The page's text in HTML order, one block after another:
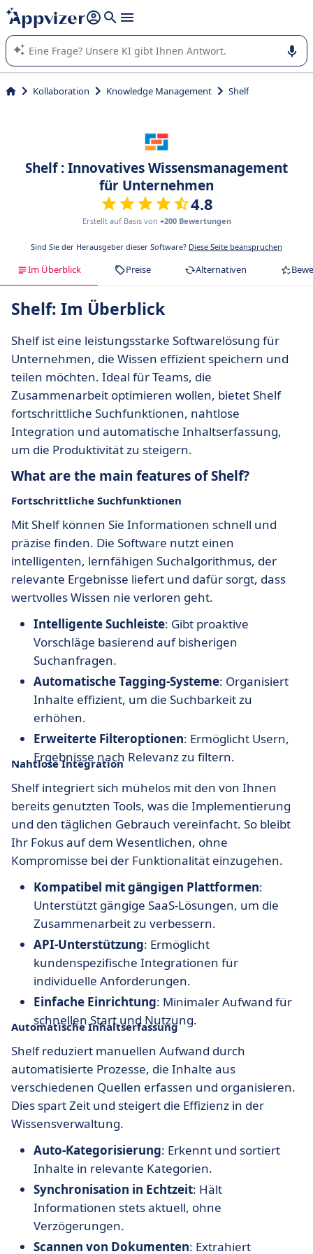
beantworten (mehrere Zeilen mit
Die KI von Appvizer führt Sie bei der Nutzung oder Auswahl
von SaaS-Software in Unternehmen.
Kollaboration Knowledge Management Shelf
Shelf : Innovatives Wissensmanagement
für Unternehmen
4.8
Erstellt auf Basis von +200 Bewertungen
Sind Sie der Herausgeber dieser Software? Diese Seite beanspruchen
Im Überblick Preise Alternativen
Shelf: Im Überblick
Shelf ist eine leistungsstarke Softwarelösung für
Unternehmen, die Wissen effizient speichern und
teilen möchten. Ideal für Teams, die
Zusammenarbeit optimieren wollen, bietet Shelf
fortschrittliche Suchfunktionen, nahtlose
Integration und automatische Inhaltserfassung,
um die Produktivität zu steigern.
What are the main features of Shelf?
Fortschrittliche Suchfunktionen
Mit Shelf können Sie Informationen schnell und
präzise finden. Die Software nutzt einen
intelligenten, lernfähigen Suchalgorithmus, der
relevante Ergebnisse liefert und dafür sorgt, dass
wertvolles Wissen nie verloren geht.
Intelligente Suchleiste: Gibt proaktive
Vorschläge basierend auf bisherigen
Suchanfragen.
Automatische Tagging-Systeme: Organisiert
Inhalte effizient, um die Suchbarkeit zu
erhöhen.
Erweiterte Filteroptionen: Ermöglicht Usern,
Ergebnisse nach Relevanz zu filtern.
Nahtlose Integration
Shelf integriert sich mühelos mit den von Ihnen
bereits genutzten Tools, was die Implementierung
und den täglichen Gebrauch vereinfacht. So bleibt
Ihr Fokus auf dem Wesentlichen, ohne
Kompromisse bei der Funktionalität einzugehen.
Kompatibel mit gängigen Plattformen:
Unterstützt gängige SaaS-Lösungen, um die
Zusammenarbeit zu verbessern.
API-Unterstützung: Ermöglicht
kundenspezifische Integrationen für
individuelle Anforderungen.
Einfache Einrichtung: Minimaler Aufwand für
schnellen Start und Nutzung.
Automatische Inhaltserfassung
Shelf reduziert manuellen Aufwand durch
automatisierte Prozesse, die Inhalte aus
verschiedenen Quellen erfassen und organisieren.
Dies spart Zeit und steigert die Effizienz in der
Wissensverwaltung.
Auto-Kategorisierung: Erkennt und sortiert
Inhalte in relevante Kategorien.
Synchronisation in Echtzeit: Hält
Informationen stets aktuell, ohne
Verzögerungen.
Scannen von Dokumenten: Extrahiert